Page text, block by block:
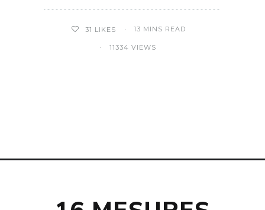
31 LIKES 13 MINS READ
11334 VIEWS